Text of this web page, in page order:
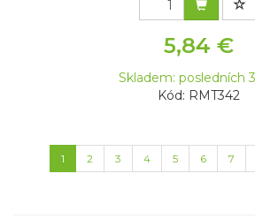
5,84 €
Skladem: posledních
Kód: RMT342
1 2 3 4 5 6 7